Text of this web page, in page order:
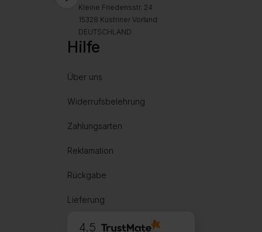
Kleine Friedensstr. 24
15328 Küstriner Vorland
DEUTSCHLAND
Hilfe
Über uns
Widerrufsbelehrung
Zahlungsarten
Reklamation
Rückgabe
Lieferung
4.5